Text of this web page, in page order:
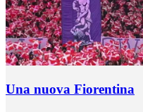
Una nuova Fiorentina